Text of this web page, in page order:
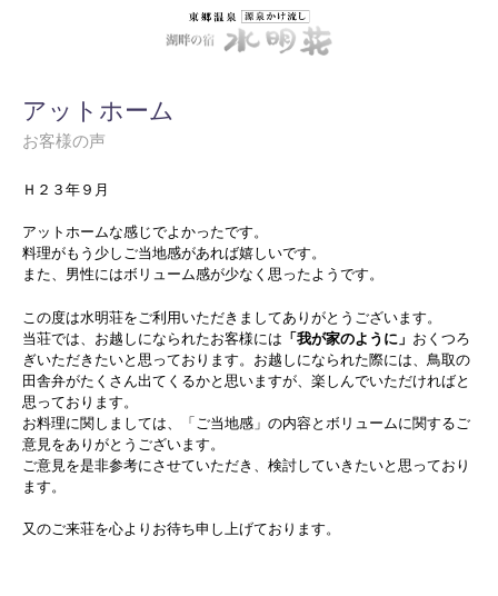
アットホーム
お客様の声
Ｈ２３年９月
アットホームな感じでよかったです。
料理がもう少しご当地感があれば嬉しいです。
また、男性にはボリューム感が少なく思ったようです。
この度は水明荘をご利用いただきましてありがとうございます。
当荘では、お越しになられたお客様には 「我が家のように」 おくつろ
ぎいただきたいと思っております。お越しになられた際には、鳥取の
田舎弁がたくさん出てくるかと思いますが、楽しんでいただければと
思っております。
お料理に関しましては、「ご当地感」の内容とボリュームに関するご
意見をありがとうございます。
ご意見を是非参考にさせていただき、検討していきたいと思っており
ます。
又のご来荘を心よりお待ち申し上げております。